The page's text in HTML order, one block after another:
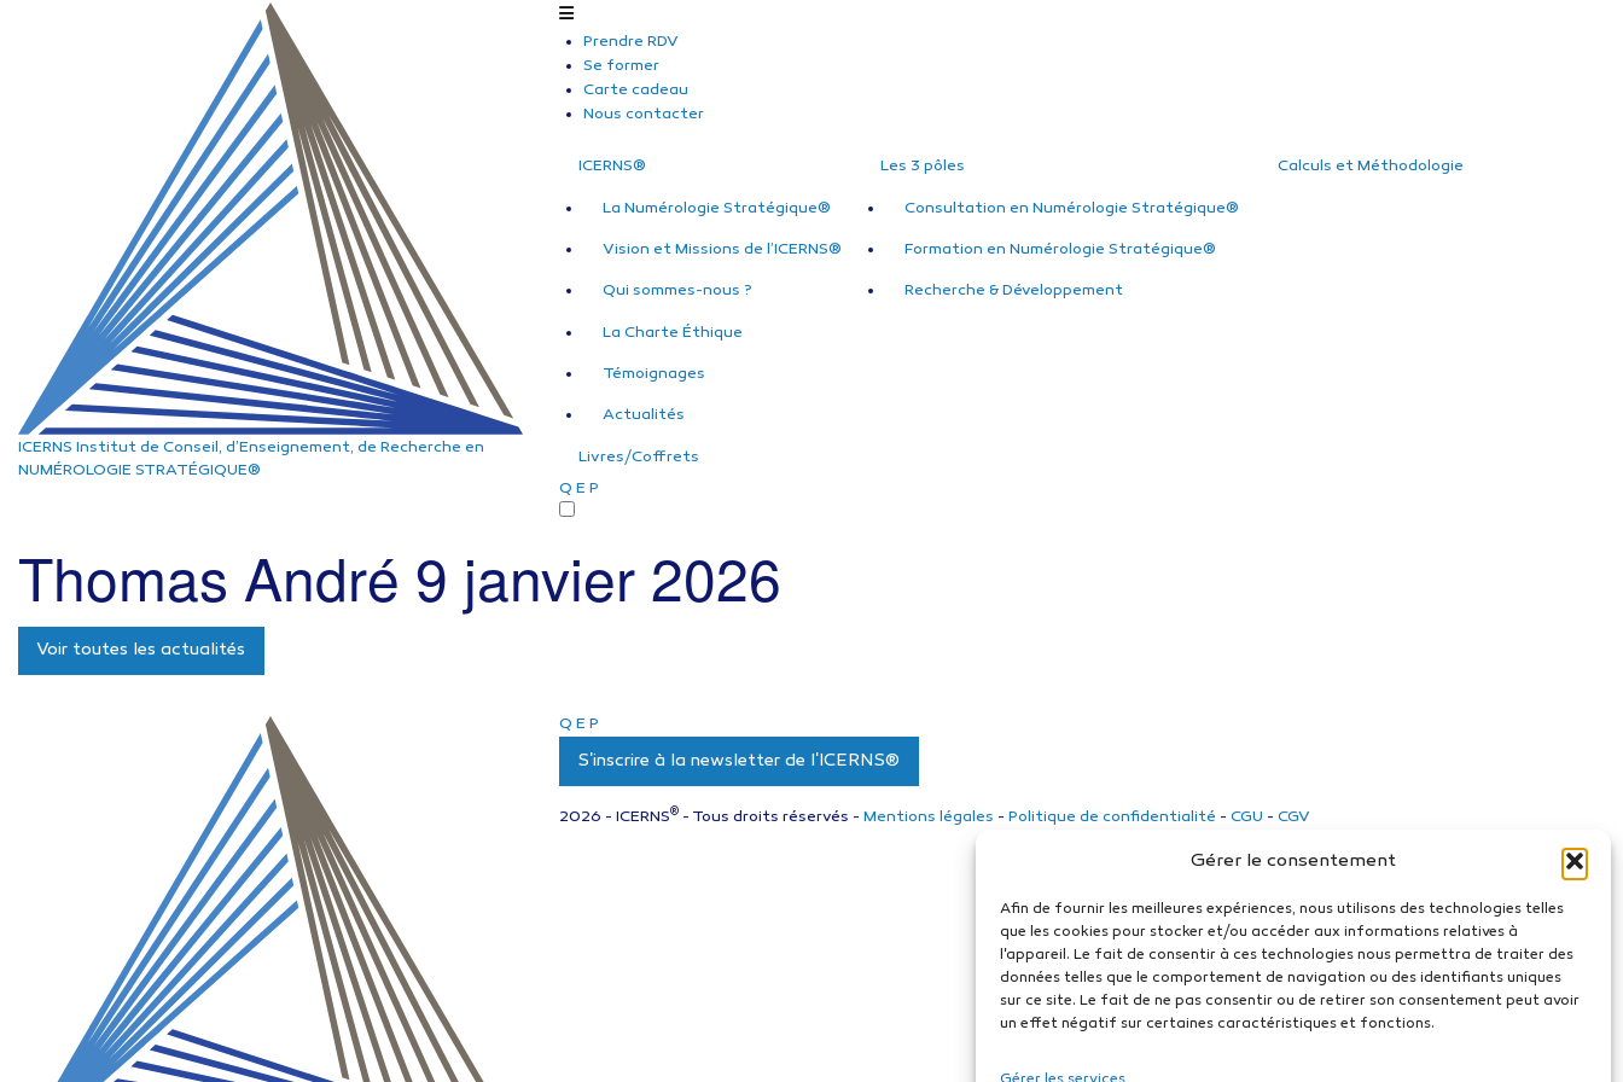
Gérer le consentement
Afin de fournir les meilleures expériences, nous utilisons des technologies telles
que les cookies pour stocker et/ou accéder aux informations relatives à
l'appareil. Le fait de consentir à ces technologies nous permettra de traiter des
données telles que le comportement de navigation ou des identifiants uniques
sur ce site. Le fait de ne pas consentir ou de retirer son consentement peut avoir
un effet négatif sur certaines caractéristiques et fonctions.
ICERNS Institut de Conseil, d’Enseignement, de Recherche en
NUMÉROLOGIE STRATÉGIQUE®
Prendre RDV
Se former
Carte cadeau
Nous contacter
ICERNS®
La Numérologie Stratégique®
Vision et Missions de l’ICERNS®
Qui sommes-nous ?
La Charte Éthique
Témoignages
Actualités
Les 3 pôles
Consultation en Numérologie Stratégique®
Formation en Numérologie Stratégique®
Recherche & Développement
Calculs et Méthodologie
Livres/Coffrets
Q E P
Thomas André 9 janvier 2026
Voir toutes les actualités
Q E P
S'inscrire à la newsletter de l'ICERNS®
2026 - ICERNS® - Tous droits réservés - Mentions légales - Politique de confidentialité - CGU - CGV